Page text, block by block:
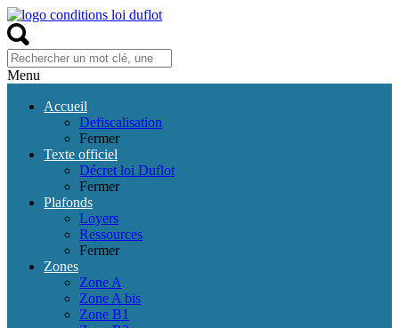
Menu
Accueil
Defiscalisation
Fermer
Texte officiel
Décret loi Duflot
Fermer
Plafonds
Loyers
Ressources
Fermer
Zones
Zone A
Zone A bis
Zone B1